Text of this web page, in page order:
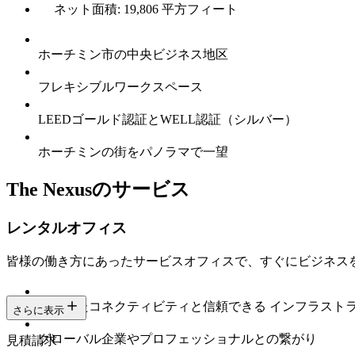
ネット面積: 19,806 平方フィート
ホーチミン市の中央ビジネス地区
フレキシブルワークスペース
LEEDゴールド認証とWELL認証（シルバー）
ホーチミンの街をパノラマで一望
The Nexusのサービス
レンタルオフィス
皆様の働き方にあったサービスオフィスで、すぐにビジネス
安定したコネクティビティと信頼できる インフラスト
グローバル企業やプロフェッショナルとの繋がり
さらに表示
見積請求